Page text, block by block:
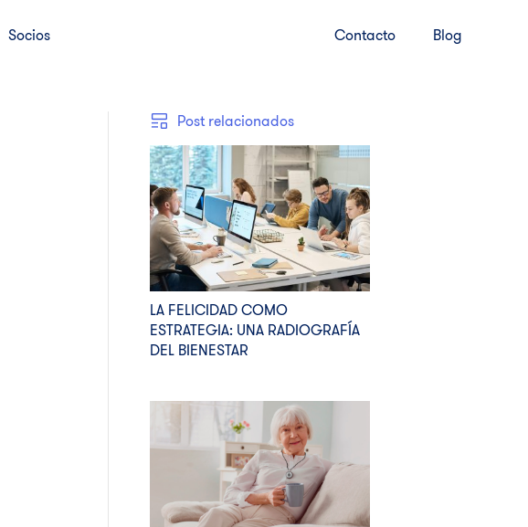
Socios Contacto Blog
Post relacionados
LA FELICIDAD COMO
ESTRATEGIA: UNA RADIOGRAFÍA
DEL BIENESTAR